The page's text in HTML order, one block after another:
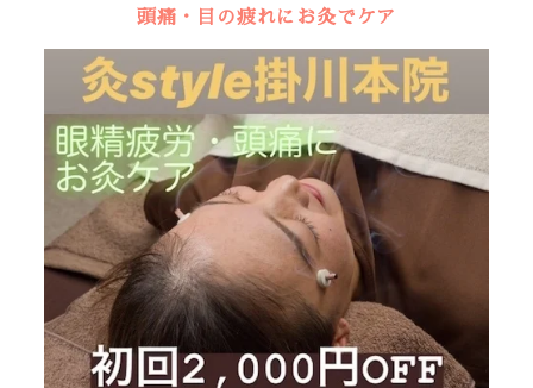
頭痛・目の疲れにお灸でケア